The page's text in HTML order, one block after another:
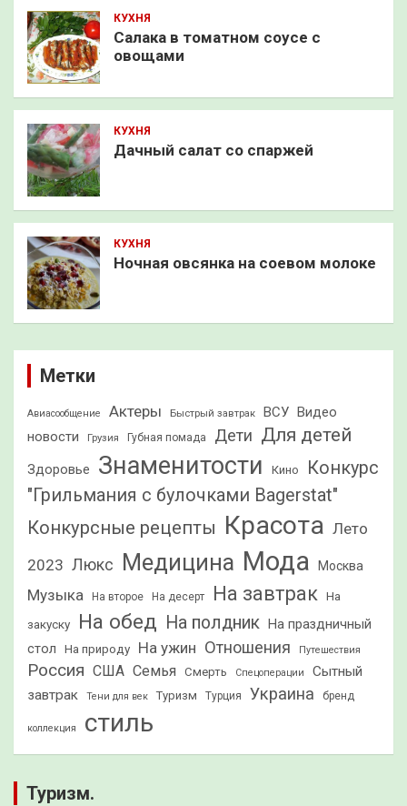
КУХНЯ
Салака в томатном соусе с
овощами
КУХНЯ
Дачный салат со спаржей
КУХНЯ
Ночная овсянка на соевом молоке
Метки
Авиасообщение Актеры Быстрый завтрак ВСУ
Видео
новости
Грузия Губная помада Дети Для детей
Здоровье Знаменитости Кино
Конкурс
"Грильмания с булочками Bagerstat"
Конкурсные рецепты Красота Лето
2023 Люкс Медицина Мода Москва
Музыка На второе На десерт На завтрак На
закуску На обед На полдник
На праздничный
стол
На природу На ужин Отношения Путешествия
Россия США Семья Смерть Спецоперации
Сытный
завтрак
Тени для век Туризм Турция Украина бренд
коллекция стиль
Туризм.